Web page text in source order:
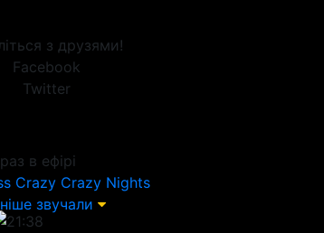
з друзями!
Facebook
Twitter
в ефірі
Crazy Crazy Nights
звучали
21:38